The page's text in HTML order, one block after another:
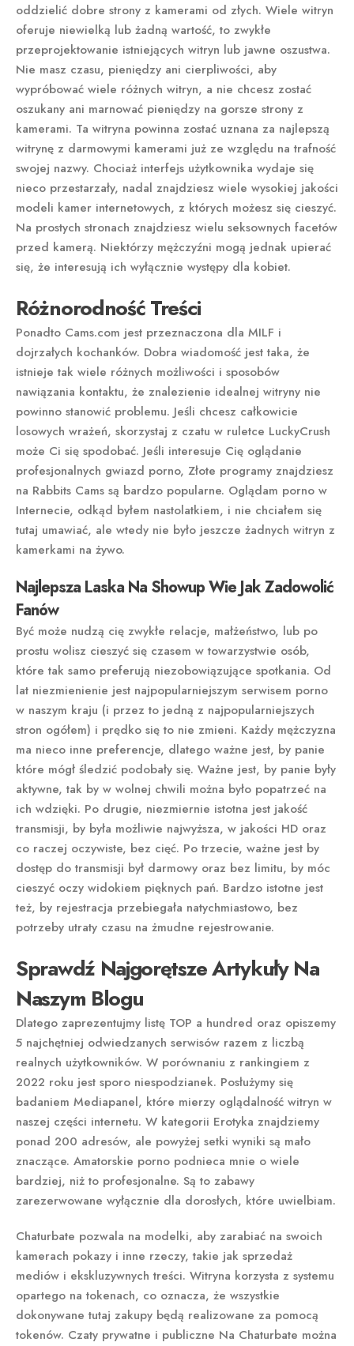
oddzielić dobre strony z kamerami od złych. Wiele witryn
oferuje niewielką lub żadną wartość, to zwykłe
przeprojektowanie istniejących witryn lub jawne oszustwa.
Nie masz czasu, pieniędzy ani cierpliwości, aby
wypróbować wiele różnych witryn, a nie chcesz zostać
oszukany ani marnować pieniędzy na gorsze strony z
kamerami. Ta witryna powinna zostać uznana za najlepszą
witrynę z darmowymi kamerami już ze względu na trafność
swojej nazwy. Chociaż interfejs użytkownika wydaje się
nieco przestarzały, nadal znajdziesz wiele wysokiej jakości
modeli kamer internetowych, z których możesz się cieszyć.
Na prostych stronach znajdziesz wielu seksownych facetów
przed kamerą. Niektórzy mężczyźni mogą jednak upierać
się, że interesują ich wyłącznie występy dla kobiet.
Różnorodność Treści
Ponadto Cams.com jest przeznaczona dla MILF i
dojrzałych kochanków. Dobra wiadomość jest taka, że
istnieje tak wiele różnych możliwości i sposobów
nawiązania kontaktu, że znalezienie idealnej witryny nie
powinno stanowić problemu. Jeśli chcesz całkowicie
losowych wrażeń, skorzystaj z czatu w ruletce LuckyCrush
może Ci się spodobać. Jeśli interesuje Cię oglądanie
profesjonalnych gwiazd porno, Złote programy znajdziesz
na Rabbits Cams są bardzo popularne. Oglądam porno w
Internecie, odkąd byłem nastolatkiem, i nie chciałem się
tutaj umawiać, ale wtedy nie było jeszcze żadnych witryn z
kamerkami na żywo.
Najlepsza Laska Na Showup Wie Jak Zadowolić
Fanów
Być może nudzą cię zwykłe relacje, małżeństwo, lub po
prostu wolisz cieszyć się czasem w towarzystwie osób,
które tak samo preferują niezobowiązujące spotkania. Od
lat niezmienienie jest najpopularniejszym serwisem porno
w naszym kraju (i przez to jedną z najpopularniejszych
stron ogółem) i prędko się to nie zmieni. Każdy mężczyzna
ma nieco inne preferencje, dlatego ważne jest, by panie
które mógł śledzić podobały się. Ważne jest, by panie były
aktywne, tak by w wolnej chwili można było popatrzeć na
ich wdzięki. Po drugie, niezmiernie istotna jest jakość
transmisji, by była możliwie najwyższa, w jakości HD oraz
co raczej oczywiste, bez cięć. Po trzecie, ważne jest by
dostęp do transmisji był darmowy oraz bez limitu, by móc
cieszyć oczy widokiem pięknych pań. Bardzo istotne jest
też, by rejestracja przebiegała natychmiastowo, bez
potrzeby utraty czasu na żmudne rejestrowanie.
Sprawdź Najgorętsze Artykuły Na
Naszym Blogu
Dlatego zaprezentujmy listę TOP a hundred oraz opiszemy
5 najchętniej odwiedzanych serwisów razem z liczbą
realnych użytkowników. W porównaniu z rankingiem z
2022 roku jest sporo niespodzianek. Posłużymy się
badaniem Mediapanel, które mierzy oglądalność witryn w
naszej części internetu. W kategorii Erotyka znajdziemy
ponad 200 adresów, ale powyżej setki wyniki są mało
znaczące. Amatorskie porno podnieca mnie o wiele
bardziej, niż to profesjonalne. Są to zabawy
zarezerwowane wyłącznie dla dorosłych, które uwielbiam.
Chaturbate pozwala na modelki, aby zarabiać na swoich
kamerach pokazy i inne rzeczy, takie jak sprzedaż
mediów i ekskluzywnych treści. Witryna korzysta z systemu
opartego na tokenach, co oznacza, że wszystkie
dokonywane tutaj zakupy będą realizowane za pomocą
tokenów. Czaty prywatne i publiczne Na Chaturbate można